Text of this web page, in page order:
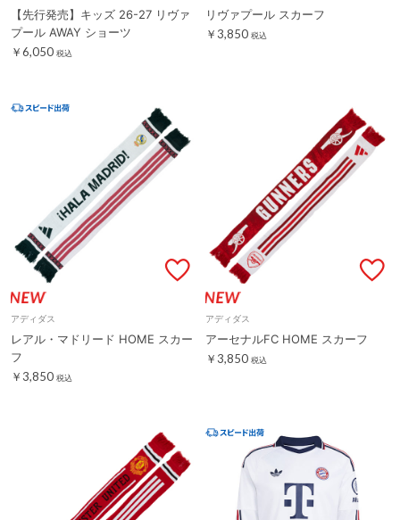
【先行発売】キッズ 26-27 リヴァ
プール AWAY ショーツ
￥6,050 税込
リヴァプール スカーフ
￥3,850 税込
アディダス
レアル・マドリード HOME スカー
フ
￥3,850 税込
アディダス
アーセナルFC HOME スカーフ
￥3,850 税込